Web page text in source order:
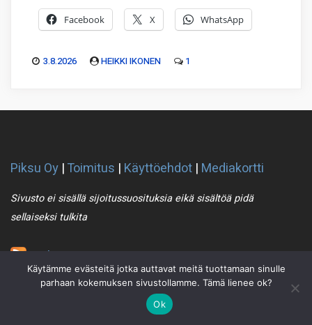
Facebook X WhatsApp
3.8.2026 HEIKKI IKONEN 1
Piksu Oy |Toimitus | Käyttöehdot | Mediakortti
Sivusto ei sisällä sijoitussuosituksia eikä sisältöä pidä
sellaiseksi tulkita
Piksu RSS
Käytämme evästeitä jotka auttavat meitä tuottamaan sinulle
parhaan kokemuksen sivustollamme. Tämä lienee ok?
Ok